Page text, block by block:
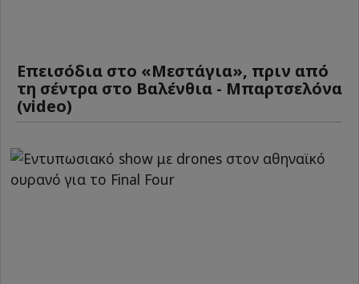
Επεισόδια στο «Μεστάγια», πριν από
τη σέντρα στο Βαλένθια - Μπαρτσελόνα
(video)